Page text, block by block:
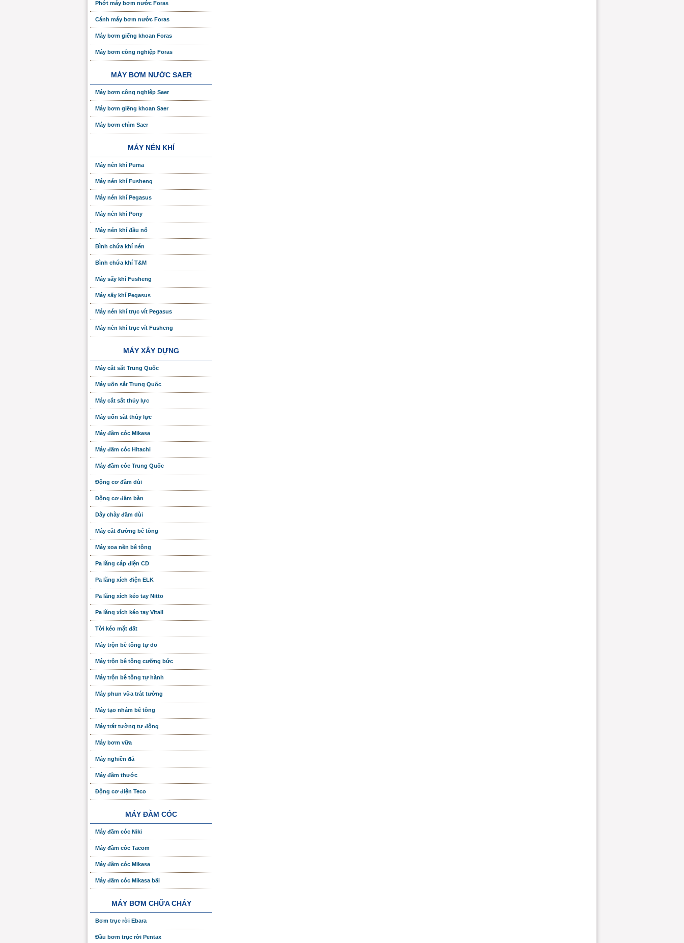
Phớt máy bơm nước Foras
Cánh máy bơm nước Foras
Máy bơm giếng khoan Foras
Máy bơm công nghiệp Foras
MÁY BƠM NƯỚC SAER
Máy bơm công nghiệp Saer
Máy bơm giếng khoan Saer
Máy bơm chìm Saer
MÁY NÉN KHÍ
Máy nén khí Puma
Máy nén khí Fusheng
Máy nén khí Pegasus
Máy nén khí Pony
Máy nén khí đầu nổ
Bình chứa khí nén
Bình chứa khí T&M
Máy sấy khí Fusheng
Máy sấy khí Pegasus
Máy nén khí trục vít Pegasus
Máy nén khí trục vít Fusheng
MÁY XÂY DỰNG
Máy cắt sắt Trung Quốc
Máy uốn sắt Trung Quốc
Máy cắt sắt thủy lực
Máy uốn sắt thủy lực
Máy đầm cóc Mikasa
Máy đầm cóc Hitachi
Máy đầm cóc Trung Quốc
Động cơ đầm dùi
Động cơ đầm bàn
Dây chày đầm dùi
Máy cắt đường bê tông
Máy xoa nền bê tông
Pa lăng cáp điện CD
Pa lăng xích điện ELK
Pa lăng xích kéo tay Nitto
Pa lăng xích kéo tay Vitall
Tời kéo mặt đất
Máy trộn bê tông tự do
Máy trộn bê tông cưỡng bức
Máy trộn bê tông tự hành
Máy phun vữa trát tường
Máy tạo nhám bê tông
Máy trát tường tự động
Máy bơm vữa
Máy nghiền đá
Máy đầm thước
Động cơ điện Teco
MÁY ĐẦM CÓC
Máy đầm cóc Niki
Máy đầm cóc Tacom
Máy đầm cóc Mikasa
Máy đầm cóc Mikasa bãi
MÁY BƠM CHỮA CHÁY
Bơm trục rời Ebara
Đầu bơm trục rời Pentax